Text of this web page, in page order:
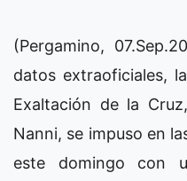
(Pergamino,
datos extraoficiales,
Exaltación de la
Nanni, se impuso en
este domingo con